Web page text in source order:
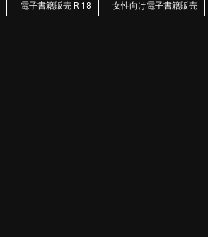
電子書籍販売 R-18 女性向け電子書籍販売